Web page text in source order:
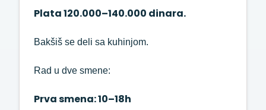
Plata 120.000–140.000 dinara.
Bakšiš se deli sa kuhinjom.
Rad u dve smene:
Prva smena: 10–18h